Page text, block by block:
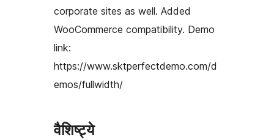
corporate sites as well. Added
WooCommerce compatibility. Demo
link:
https://www.sktperfectdemo.com/d
emos/fullwidth/
वैशिष्ट्ये